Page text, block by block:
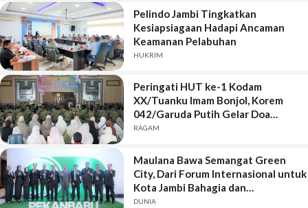
Pelindo Jambi Tingkatkan
Kesiapsiagaan Hadapi Ancaman
Keamanan Pelabuhan
HUKRIM
Peringati HUT ke-1 Kodam
XX/Tuanku Imam Bonjol, Korem
042/Garuda Putih Gelar Doa
Bersama
RAGAM
Maulana Bawa Semangat Green
City, Dari Forum Internasional untuk
Kota Jambi Bahagia dan
Berkelanjutan
DUNIA